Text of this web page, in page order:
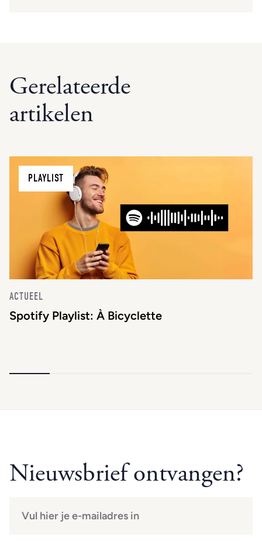
Gerelateerde
artikelen
PLAYLIST
ACTUEEL
Spotify Playlist: À Bicyclette
Nieuwsbrief ontvangen?